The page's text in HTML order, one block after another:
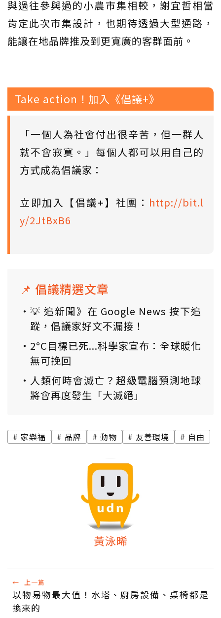
與過往參與過的小農市集相較，謝宜哲相當
肯定此次市集設計，也期待透過大型通路，
能讓在地品牌推及到更寬廣的客群面前。
Take action！加入《倡議+》
「一個人為社會付出很辛苦，但一群人
就不會寂寞。」每個人都可以用自己的
方式成為倡議家：
立即加入【倡議+】社團： http://bit.l
y/2JtBxB6
📌 倡議精選文章
💡 追新聞》在 Google News 按下追
蹤，倡議家好文不漏接！
2°C目標已死...科學家宣布：全球暖化
無可挽回
人類何時會滅亡？超級電腦預測地球
將會再度發生「大滅絕」
家樂福 品牌 動物 友善環境 自由
黃泳晞
← 上一篇
以物易物最大值！水塔、廚房設備、桌椅都是
換來的